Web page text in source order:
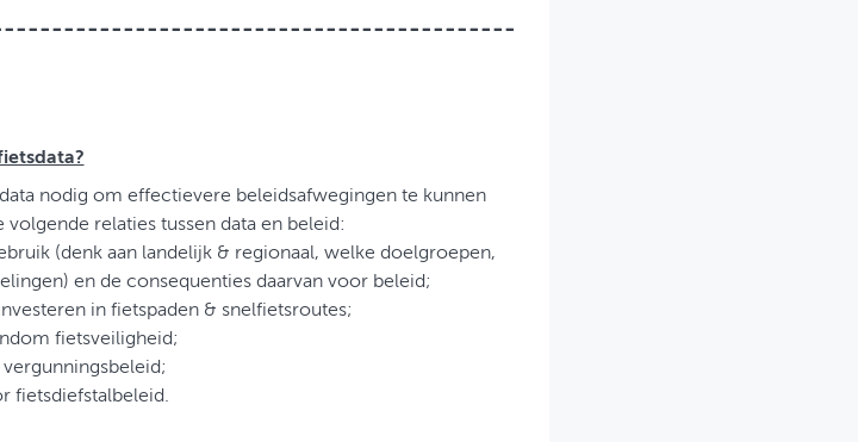
nodig om effectievere beleidsafwegingen te kunnen
relaties tussen data en beleid:
(denk aan landelijk & regionaal, welke doelgroepen,
en de consequenties daarvan voor beleid;
in fietspaden & snelfietsroutes;
fietsveiligheid;
fietsdiefstalbeleid.